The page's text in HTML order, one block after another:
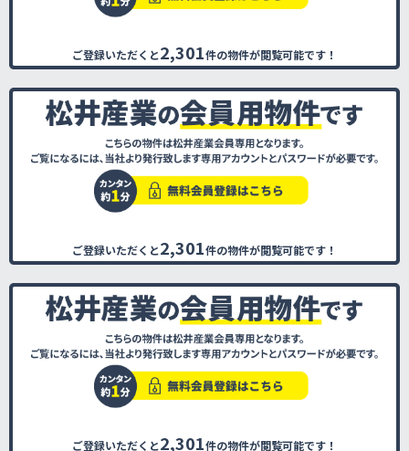
ご登録いただくと2,301件の物件が閲覧可能です！
ご登録いただくと2,301件の物件が閲覧可能です！
ご登録いただくと2,301件の物件が閲覧可能です！